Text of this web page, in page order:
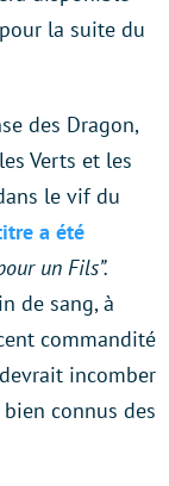
la suite du
des Dragon,
Verts et les
le vif du
a été
un Fils”.
de sang, à
commandité
incomber
connus des